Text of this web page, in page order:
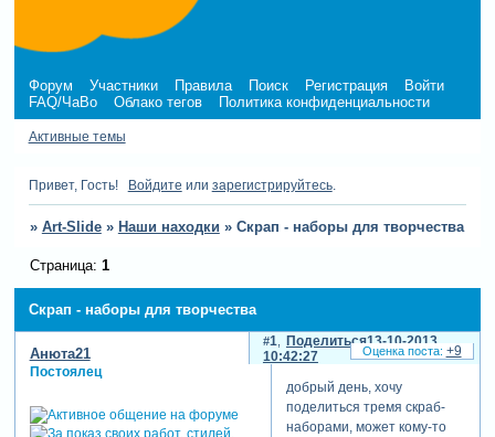
Форум Участники Правила Поиск Регистрация
Войти
FAQ/ЧаВо
Облако тегов Политика конфиденциальности
Активные темы
Привет, Гость! Войдите или зарегистрируйтесь.
» Art-Slide » Наши находки » Скрап - наборы для творчества
Скрап - наборы для творчества
Страница: 1
Поделиться
1
13-10-2013
10:42:27
Анюта21
Постоялец
добрый день, хочу
поделиться тремя скраб-
наборами, может кому-то
+9